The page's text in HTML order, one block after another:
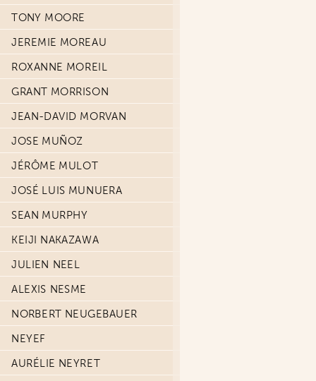
TONY MOORE
JEREMIE MOREAU
ROXANNE MOREIL
GRANT MORRISON
JEAN-DAVID MORVAN
JOSE MUÑOZ
JÉRÔME MULOT
JOSÉ LUIS MUNUERA
SEAN MURPHY
KEIJI NAKAZAWA
JULIEN NEEL
ALEXIS NESME
NORBERT NEUGEBAUER
NEYEF
AURÉLIE NEYRET